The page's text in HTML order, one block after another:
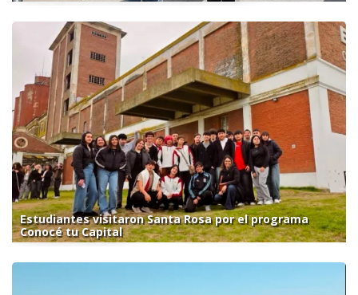
Estudiantes visitaron Santa Rosa por el programa
Conocé tu Capital